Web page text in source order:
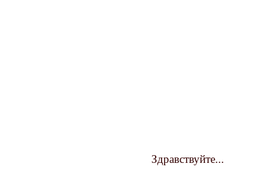
Здравствуйте...